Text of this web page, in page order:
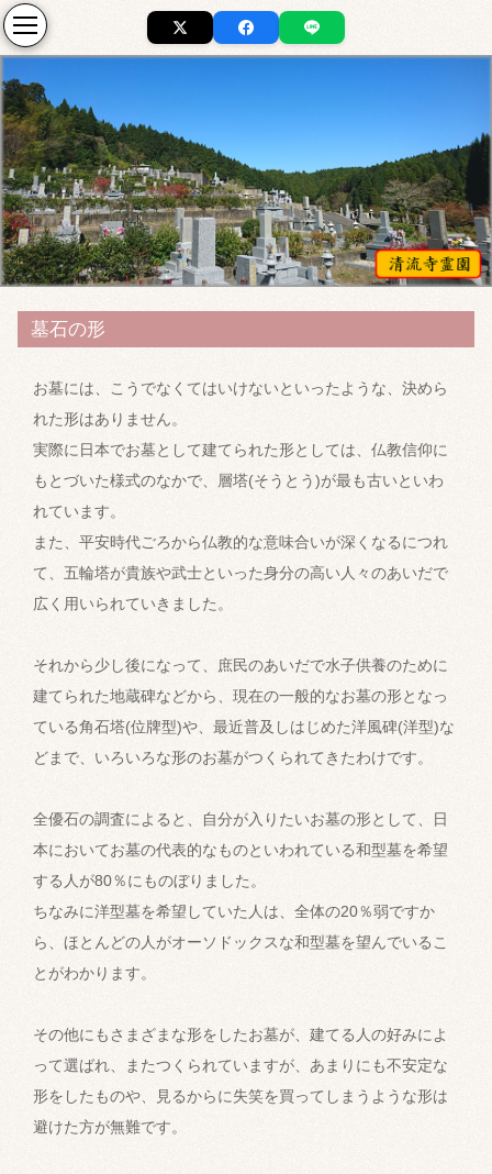
墓石の形
お墓には、こうでなくてはいけないといったような、決めら
れた形はありません。
実際に日本でお墓として建てられた形としては、仏教信仰に
もとづいた様式のなかで、層塔(そうとう)が最も古いといわ
れています。
また、平安時代ごろから仏教的な意味合いが深くなるにつれ
て、五輪塔が貴族や武士といった身分の高い人々のあいだで
広く用いられていきました。
それから少し後になって、庶民のあいだで水子供養のために
建てられた地蔵碑などから、現在の一般的なお墓の形となっ
ている角石塔(位牌型)や、最近普及しはじめた洋風碑(洋型)な
どまで、いろいろな形のお墓がつくられてきたわけです。
全優石の調査によると、自分が入りたいお墓の形として、日
本においてお墓の代表的なものといわれている和型墓を希望
する人が80％にものぼりました。
ちなみに洋型墓を希望していた人は、全体の20％弱ですか
ら、ほとんどの人がオーソドックスな和型墓を望んでいるこ
とがわかります。
その他にもさまざまな形をしたお墓が、建てる人の好みによ
って選ばれ、またつくられていますが、あまりにも不安定な
形をしたものや、見るからに失笑を買ってしまうような形は
避けた方が無難です。